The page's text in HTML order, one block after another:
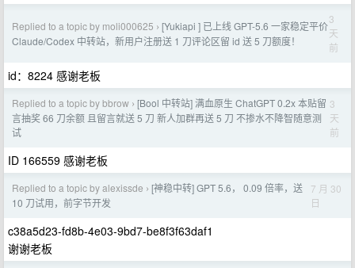
Replied to a topic by moli000625 › [Yukiapi ] 已上线 GPT-5.6 一家稳定平价
Claude/Codex 中转站，新用户注册送 1 刀评论区留 id 送 5 刀额度！
3
天
前
id：8224 感谢老板
Replied to a topic by bbrow › [Bool 中转站] 满血原生 ChatGPT 0.2x 本贴留
言抽奖 66 刀余额 且留言就送 5 刀 新人加群再送 5 刀 不掺水不降智随意测
试
3
天
前
ID 166559 感谢老板
Replied to a topic by alexissde › [神稳中转] GPT 5.6， 0.09 倍率，送
10 刀试用，前字节开发
7 月 30
日
c38a5d23-fd8b-4e03-9bd7-be8f3f63daf1
谢谢老板